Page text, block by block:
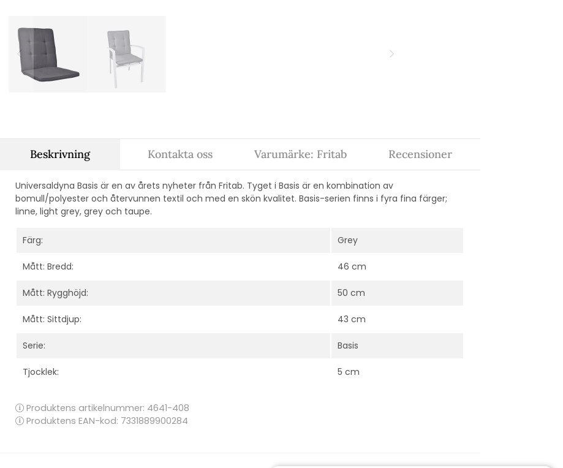
Beskrivning
Universaldyna Basis är en av årets nyheter från Fritab. Tyget i Basis är en kombination av
bomull/polyester och återvunnen textil och med en skön kvalitet. Basis-serien finns i fyra fina färger;
linne, light grey, grey och taupe.
Färg: Grey
Mått: Bredd: 46 cm
Mått: Rygghöjd: 50 cm
Mått: Sittdjup: 43 cm
Serie: Basis
Tjocklek: 5 cm
Produktens artikelnummer: 4641-408
Produktens EAN-kod: 7331889900284
Kontakta oss Varumärke: Fritab Recensioner